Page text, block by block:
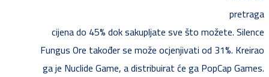
pretraga
cijena do 45% dok sakupljate sve što možete. Silence
Fungus Ore također se može ocjenjivati ​​od 31%. Kreirao
ga je Nuclide Game, a distribuirat će ga PopCap Games.